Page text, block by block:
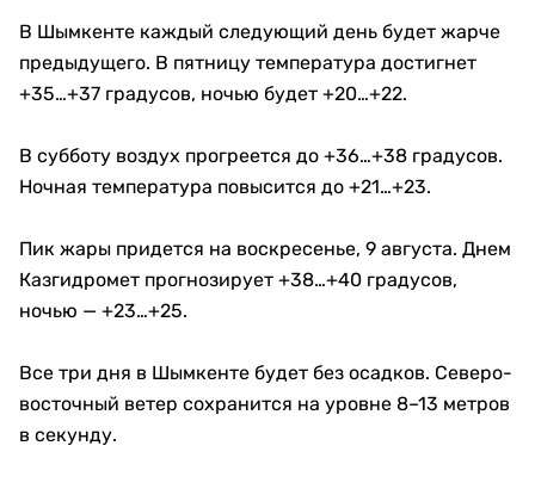
В Шымкенте каждый следующий день будет жарче
предыдущего. В пятницу температура достигнет
+35…+37 градусов, ночью будет +20…+22.
В субботу воздух прогреется до +36…+38 градусов.
Ночная температура повысится до +21…+23.
Пик жары придется на воскресенье, 9 августа. Днем
Казгидромет прогнозирует +38…+40 градусов,
ночью — +23…+25.
Все три дня в Шымкенте будет без осадков. Северо-
восточный ветер сохранится на уровне 8–13 метров
в секунду.